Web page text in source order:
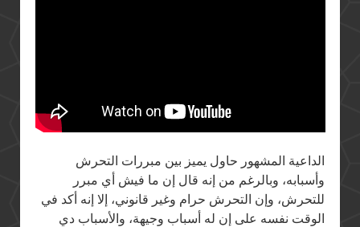
الداعية المشهور حاول يميز بين مبررات التحرش
وأسبابه، وبالرغم من إنه قال إن ما فيش أي مبرر
للتحرش، وإن التحرش حرام وغير قانوني، إلا إنه أكد في
الوقت نفسه على إن له أسباب وجيهة، والأسباب دي